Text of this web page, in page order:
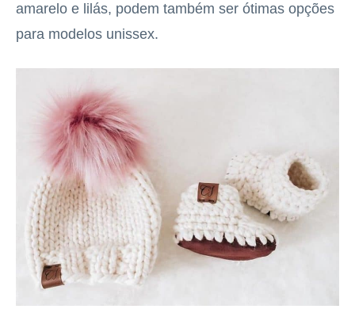
amarelo e lilás, podem também ser ótimas opções
para modelos unissex.